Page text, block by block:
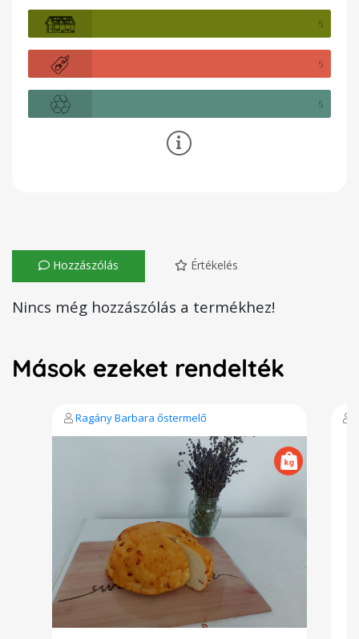
5
5
5
Hozzászólás Értékelés
Nincs még hozzászólás a termékhez!
Mások ezeket rendelték
Ragány Barbara őstermelő